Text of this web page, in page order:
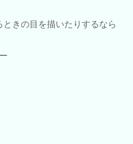
ときの目を描いたりするなら